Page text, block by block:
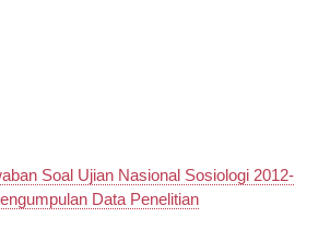
Soal Ujian Nasional Sosiologi 2012-
Data Penelitian